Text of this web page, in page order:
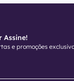
Assine!
e promoções